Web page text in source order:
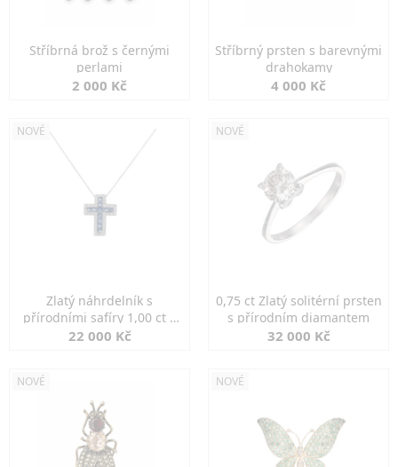
Stříbrná brož s černými
perlami
2 000 Kč
Stříbrný prsten s barevnými
drahokamy
4 000 Kč
NOVÉ
Zlatý náhrdelník s
přírodními safíry 1,00 ct a
diamanty
22 000 Kč
NOVÉ
0,75 ct Zlatý solitérní prsten
s přírodním diamantem
32 000 Kč
NOVÉ NOVÉ